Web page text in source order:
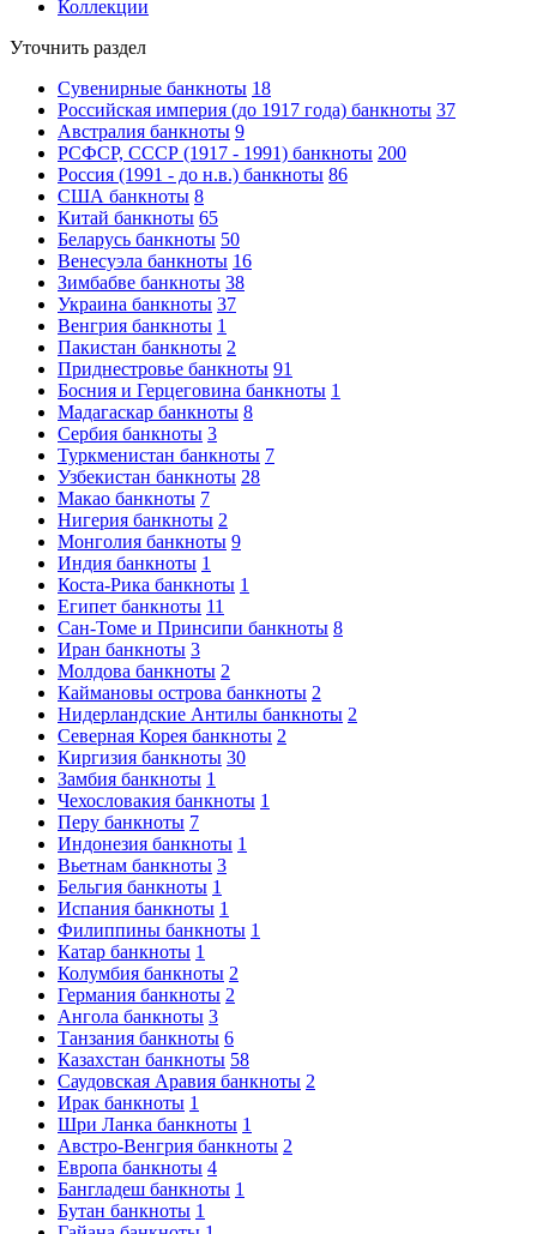
Коллекции
Уточнить раздел
Сувенирные банкноты 18
Российская империя (до 1917 года) банкноты 37
Австралия банкноты 9
РСФСР, СССР (1917 - 1991) банкноты 200
Россия (1991 - до н.в.) банкноты 86
США банкноты 8
Китай банкноты 65
Беларусь банкноты 50
Венесуэла банкноты 16
Зимбабве банкноты 38
Украина банкноты 37
Венгрия банкноты 1
Пакистан банкноты 2
Приднестровье банкноты 91
Босния и Герцеговина банкноты 1
Мадагаскар банкноты 8
Сербия банкноты 3
Туркменистан банкноты 7
Узбекистан банкноты 28
Макао банкноты 7
Нигерия банкноты 2
Монголия банкноты 9
Индия банкноты 1
Коста-Рика банкноты 1
Египет банкноты 11
Сан-Томе и Принсипи банкноты 8
Иран банкноты 3
Молдова банкноты 2
Каймановы острова банкноты 2
Нидерландские Антилы банкноты 2
Северная Корея банкноты 2
Киргизия банкноты 30
Замбия банкноты 1
Чехословакия банкноты 1
Перу банкноты 7
Индонезия банкноты 1
Вьетнам банкноты 3
Бельгия банкноты 1
Испания банкноты 1
Филиппины банкноты 1
Катар банкноты 1
Колумбия банкноты 2
Германия банкноты 2
Ангола банкноты 3
Танзания банкноты 6
Казахстан банкноты 58
Саудовская Аравия банкноты 2
Ирак банкноты 1
Шри Ланка банкноты 1
Австро-Венгрия банкноты 2
Европа банкноты 4
Бангладеш банкноты 1
Бутан банкноты 1